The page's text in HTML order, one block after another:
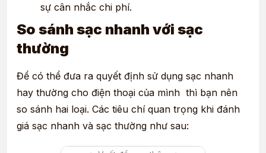
sự cân nhắc chi phí.
So sánh sạc nhanh với sạc
thường
Để có thể đưa ra quyết định sử dụng sạc nhanh
hay thường cho điện thoại của mình thì bạn nên
so sánh hai loại. Các tiêu chí quan trọng khi đánh
giá sạc nhanh và sạc thường như sau: